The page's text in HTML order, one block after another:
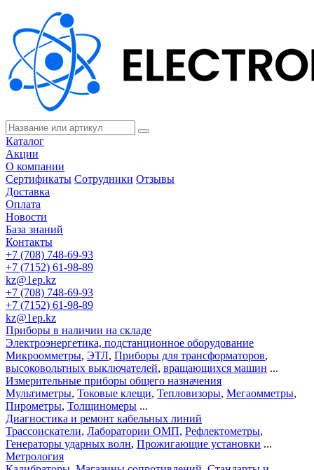
Каталог
Акции
О компании
Сертификаты Сотрудники Отзывы
Доставка
Оплата
Новости
База знаний
Контакты
+7 (708) 748-69-93
+7 (7152) 61-98-89
kz@1ep.kz
+7 (708) 748-69-93
+7 (7152) 61-98-89
kz@1ep.kz
Приборы в наличии на складе
Электроэнергетика, подстанционное оборудование
Микроомметры, ЭТЛ, Приборы для трансформаторов,
высоковольтных выключателей, вращающихся машин ...
Измерительные приборы общего назначения
Мультиметры, Токовые клещи, Тепловизоры, Мегаомметры,
Пирометры, Толщиномеры ...
Диагностика и ремонт кабельных линий
Трассоискатели, Лаборатории ОМП, Рефлектометры,
Генераторы ударных волн, Прожигающие установки ...
Метрология